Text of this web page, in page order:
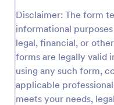
Disclaimer: The form
informational
legal, financial, or
forms are legally valid
using any such form,
applicable
meets your needs,